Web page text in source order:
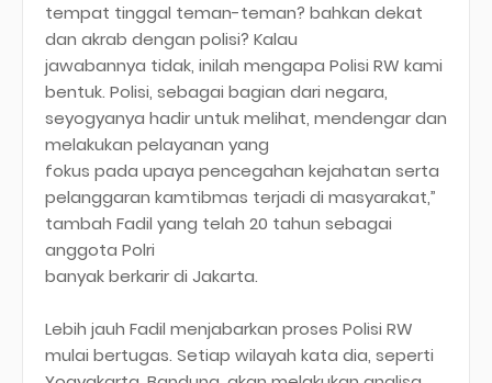
tempat tinggal teman-teman? bahkan dekat
dan akrab dengan polisi? Kalau
jawabannya tidak, inilah mengapa Polisi RW kami
bentuk. Polisi, sebagai bagian dari negara,
seyogyanya hadir untuk melihat, mendengar dan
melakukan pelayanan yang
fokus pada upaya pencegahan kejahatan serta
pelanggaran kamtibmas terjadi di masyarakat,”
tambah Fadil yang telah 20 tahun sebagai
anggota Polri
banyak berkarir di Jakarta.
Lebih jauh Fadil menjabarkan proses Polisi RW
mulai bertugas. Setiap wilayah kata dia, seperti